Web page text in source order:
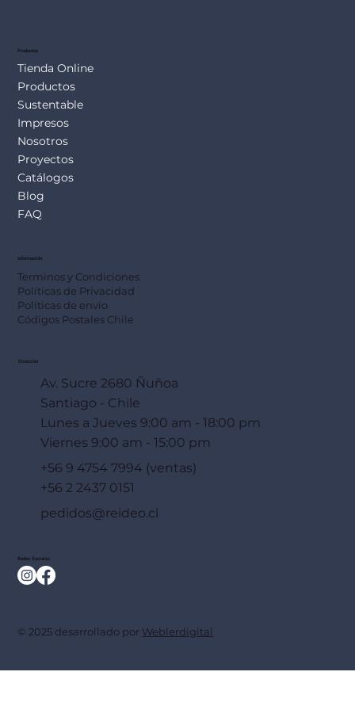
Productos
Tienda Online
Productos
Sustentable
Impresos
Nosotros
Proyectos
Catálogos
Blog
FAQ
Información
Terminos y Condiciones
Políticas de Privacidad
Políticas de envío
Códigos Postales Chile
Dirección
Av. Sucre 2680 Ñuñoa
Santiago - Chile
Lunes a Jueves 9:00 am - 18:00 pm
Viernes 9:00 am - 15:00 pm
+56 9 4754 7994 (ventas)
+56 2 2437 0151
pedidos@reideo.cl
Redes Sociales
© 2025 desarrollado por Weblerdigital